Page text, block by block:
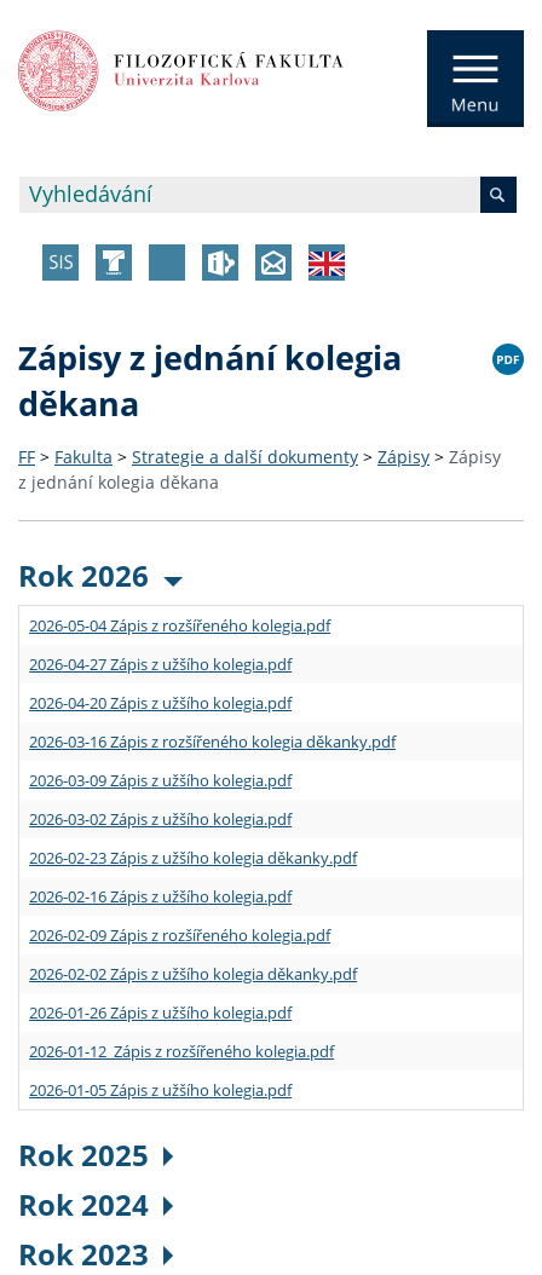
Zápisy z jednání kolegia
děkana
FF > Fakulta > Strategie a další dokumenty > Zápisy > Zápisy
z jednání kolegia děkana
Rok 2026
2026-05-04 Zápis z rozšířeného kolegia.pdf
2026-04-27 Zápis z užšího kolegia.pdf
2026-04-20 Zápis z užšího kolegia.pdf
2026-03-16 Zápis z rozšířeného kolegia děkanky.pdf
2026-03-09 Zápis z užšího kolegia.pdf
2026-03-02 Zápis z užšího kolegia.pdf
2026-02-23 Zápis z užšího kolegia děkanky.pdf
2026-02-16 Zápis z užšího kolegia.pdf
2026-02-09 Zápis z rozšířeného kolegia.pdf
2026-02-02 Zápis z užšího kolegia děkanky.pdf
2026-01-26 Zápis z užšího kolegia.pdf
2026-01-12 Zápis z rozšířeného kolegia.pdf
2026-01-05 Zápis z užšího kolegia.pdf
Rok 2025
Rok 2024
Rok 2023